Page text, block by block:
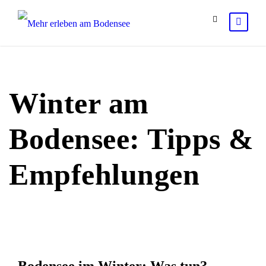
Winter am
Bodensee: Tipps &
Empfehlungen